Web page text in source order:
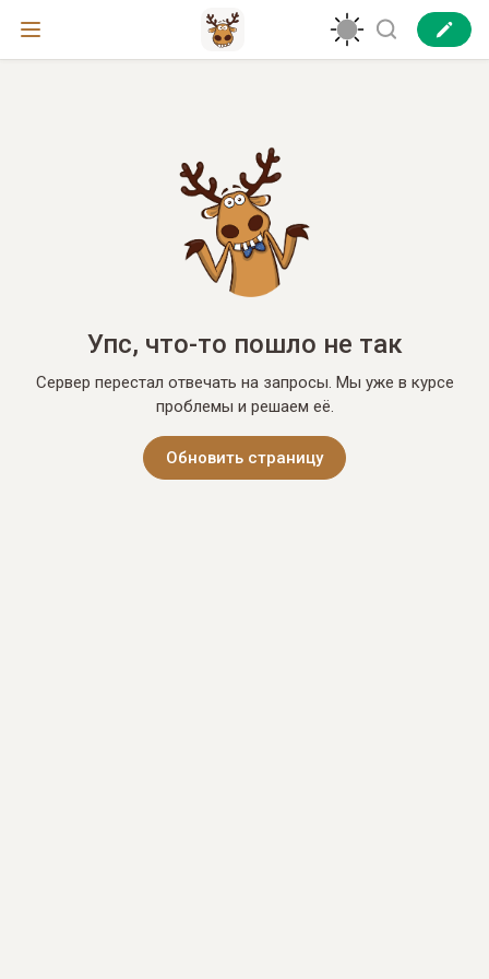
Упс, что-то пошло не так
Сервер перестал отвечать на запросы. Мы уже в курсе
проблемы и решаем её.
Обновить страницу